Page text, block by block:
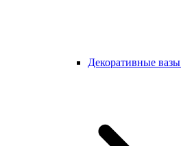
Декоративные вазы